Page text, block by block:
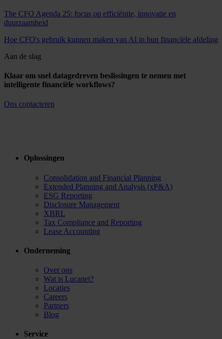
The CFO Agenda 25: focus op efficiëntie, innovatie en
duurzaamheid
Hoe CFO's gebruik kunnen maken van AI in hun financiële afdeling
Aan de slag
Klaar om snel datagedreven beslissingen te nemen met
intelligente financiële workflows?
Ons contacteren
Oplossingen
Consolidation and Financial Planning
Extended Planning and Analysis (xP&A)
ESG Reporting
Disclosure Management
XBRL
Tax Compliance and Reporting
Lease Accounting
Onderneming
Over ons
Wat is Lucanet?
Locaties
Careers
Partners
Blog
Service